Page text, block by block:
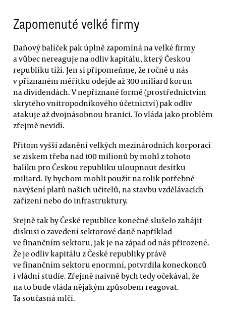
Zapomenuté velké firmy
Daňový balíček pak úplně zapomíná na velké firmy
a vůbec nereaguje na odliv kapitálu, který Českou
republiku tíží. Jen si připomeňme, že ročně u nás
v přiznaném měřítku odejde až 300 miliard korun
na dividendách. V nepřiznané formě (prostřednictvím
skrytého vnitropodnikového účetnictví) pak odliv
atakuje až dvojnásobnou hranici. To vláda jako problém
zřejmě nevidí.
Přitom vyšší zdanění velkých mezinárodních korporací
se ziskem třeba nad 100 milionů by mohl z tohoto
balíku pro Českou republiku uloupnout desítku
miliard. Ty bychom mohli použít na tolik potřebné
navýšení platů našich učitelů, na stavbu vzdělávacích
zařízení nebo do infrastruktury.
Stejně tak by České republice konečně slušelo zahájit
diskusi o zavedení sektorové daně například
ve finančním sektoru, jak je na západ od nás přirozené.
Že je odliv kapitálu z České republiky právě
ve finančním sektoru enormní, potvrdila koneckonců
i vládní studie. Zřejmě naivně bych tedy očekával, že
na to bude vláda nějakým způsobem reagovat.
Ta současná mlčí.